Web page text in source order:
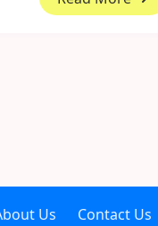
Us Contact Us